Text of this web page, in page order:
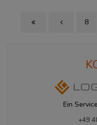
First Page Previous Page
8
Ein
+49